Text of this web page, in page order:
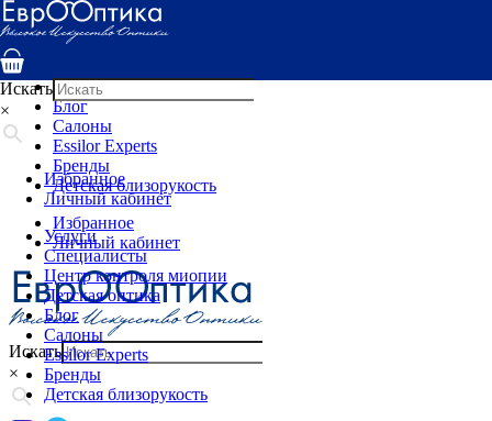
Услуги
Специалисты
Детская оптика
Блог
Салоны
Essilor Experts
Бренды
Детская близорукость
Избранное
Личный кабинет
Искать
×
Искать
×
Избранное
Личный кабинет
Услуги
Специалисты
Центр контроля миопии
Детская оптика
Блог
Салоны
Essilor Experts
Бренды
Детская близорукость